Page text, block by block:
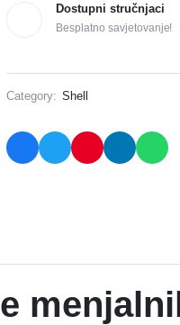
Dostupni stručnjaci
Besplatno savjetovanje!
Category: Shell